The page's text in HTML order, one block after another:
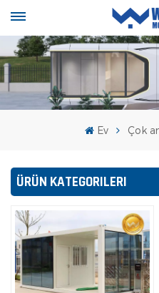
Ev Çok
ÜRÜN KATEGORILERI